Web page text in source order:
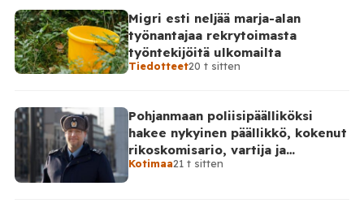
Migri esti neljää marja-alan
työnantajaa rekrytoimasta
työntekijöitä ulkomailta
Tiedotteet20 t sitten
Pohjanmaan poliisipäälliköksi
hakee nykyinen päällikkö, kokenut
rikoskomisario, vartija ja
sarjahakija
Kotimaa21 t sitten